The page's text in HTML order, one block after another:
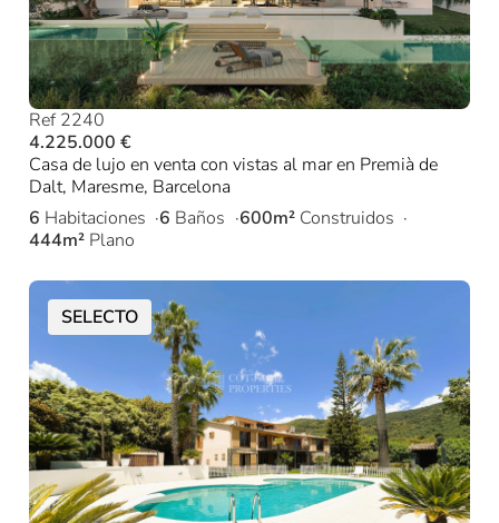
Ref 2240
4.225.000 €
Casa de lujo en venta con vistas al mar en Premià de
Dalt, Maresme, Barcelona
6 Habitaciones 6 Baños 600m² Construidos
444m² Plano
SELECTO